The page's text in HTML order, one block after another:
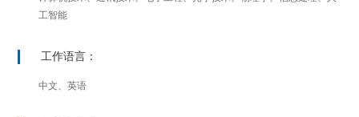
工智能
工作语言：
中文、英语